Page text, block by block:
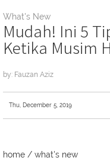
What's New
Mudah! Ini 5
Ketika Musim
by: Fauzan Aziz
Thu, December 5, 2019
home / what's new